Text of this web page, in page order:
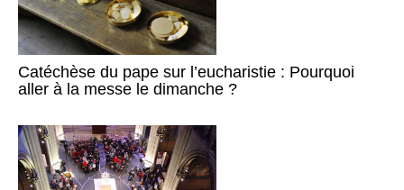
Catéchèse du pape sur l’eucharistie : Pourquoi
aller à la messe le dimanche ?